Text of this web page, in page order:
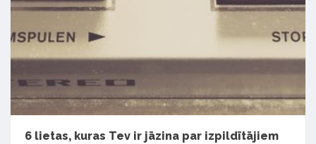
6 lietas, kuras Tev ir jāzina par izpildītājiem